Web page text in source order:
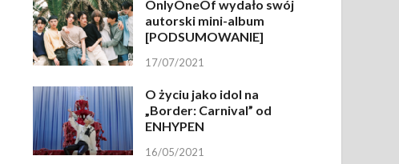
OnlyOneOf wydało swój
autorski mini-album
[PODSUMOWANIE]
17/07/2021
O życiu jako idol na
„Border: Carnival” od
ENHYPEN
16/05/2021